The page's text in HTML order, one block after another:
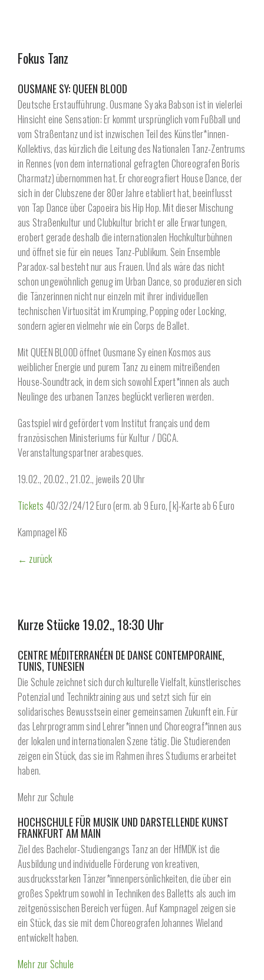
Fokus Tanz
OUSMANE SY: QUEEN BLOOD
Deutsche Erstaufführung. Ousmane Sy aka Babson ist in vielerlei
Hinsicht eine Sensation: Er kommt ursprünglich vom Fußball und
vom Straßentanz und ist inzwischen Teil des Künstler*innen-
Kollektivs, das kürzlich die Leitung des Nationalen Tanz-Zentrums
in Rennes (von dem international gefragten Choreografen Boris
Charmatz) übernommen hat. Er choreografiert House Dance, der
sich in der Clubszene der 80er Jahre etabliert hat, beeinflusst
von Tap Dance über Capoeira bis Hip Hop. Mit dieser Mischung
aus Straßenkultur und Clubkultur bricht er alle Erwartungen,
erobert gerade deshalb die internationalen Hochkulturbühnen
und öffnet sie für ein neues Tanz-Publikum. Sein Ensemble
Paradox-sal besteht nur aus Frauen. Und als wäre das nicht
schon ungewöhnlich genug im Urban Dance, so produzieren sich
die Tänzerinnen nicht nur einzeln mit ihrer individuellen
technischen Virtuosität im Krumping, Popping oder Locking,
sondern agieren vielmehr wie ein Corps de Ballet.
Mit QUEEN BLOOD öffnet Ousmane Sy einen Kosmos aus
weiblicher Energie und purem Tanz zu einem mitreißenden
House-Soundtrack, in dem sich sowohl Expert*innen als auch
Neulinge des urbanen Tanzes beglückt verlieren werden.
Gastspiel wird gefördert vom Institut français und dem
französischen Ministeriums für Kultur / DGCA.
Veranstaltungspartner arabesques.
19.02., 20.02., 21.02., jeweils 20 Uhr
Tickets 40/32/24/12 Euro (erm. ab 9 Euro, [k]-Karte ab 6 Euro
Kampnagel K6
← zurück
Kurze Stücke 19.02., 18:30 Uhr
CENTRE MÉDITERRANÉEN DE DANSE CONTEMPORAINE,
TUNIS, TUNESIEN
Die Schule zeichnet sich durch kulturelle Vielfalt, künstlerisches
Potenzial und Techniktraining aus und setzt sich für ein
solidarisches Bewusstsein einer gemeinsamen Zukunft ein. Für
das Lehrprogramm sind Lehrer*innen und Choreograf*innen aus
der lokalen und internationalen Szene tätig. Die Studierenden
zeigen ein Stück, das sie im Rahmen ihres Studiums erarbeitet
haben.
Mehr zur Schule
HOCHSCHULE FÜR MUSIK UND DARSTELLENDE KUNST
FRANKFURT AM MAIN
Ziel des Bachelor-Studiengangs Tanz an der HfMDK ist die
Ausbildung und individuelle Förderung von kreativen,
ausdrucksstarken Tänzer*innenpersönlichkeiten, die über ein
großes Spektrum sowohl in Techniken des Balletts als auch im
zeitgenössischen Bereich verfügen. Auf Kampnagel zeigen sie
ein Stück, das sie mit dem Choreografen Johannes Wieland
entwickelt haben.
Mehr zur Schule